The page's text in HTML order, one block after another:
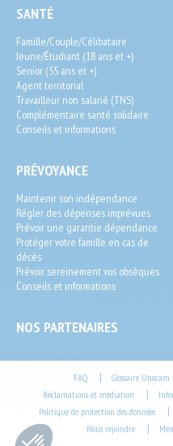
SEO
End-
User
SANTÉ
Famille/Couple/Célibataire
Jeune/Étudiant (18 ans et +)
Senior (55 ans et +)
Agent territorial
Travailleur non salarié (TNS)
Complémentaire santé solidaire
Conseils et informations
PRÉVOYANCE
Maintenir son indépendance
Régler des dépenses imprévues
Prévoir une garantie dépendance
Protéger votre famille en cas de
décès
Prévoir sereinement vos obsèques
Conseils et informations
NOS PARTENAIRES
User
FAQ | Glossaire Unocam
Réclamations et médiation |
Politique de protection des données |
Nous rejoindre |